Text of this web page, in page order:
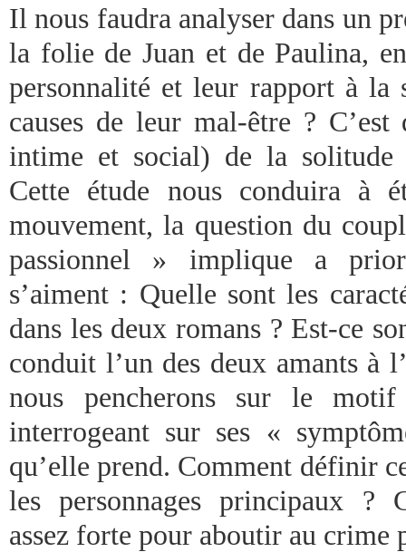
Il nous faudra analyser dans un
la folie de Juan et de Paulina,
personnalité et leur rapport à la
causes de leur mal-être ?
intime et social) de la solitude
Cette étude nous conduira à
mouvement, la question du
passionnel » implique a
s’aiment : Quelle sont les
dans les deux romans ? Est-ce
conduit l’un des deux amants à
nous pencherons sur le
interrogeant sur ses «
qu’elle prend. Comment définir
les personnages principaux ?
assez forte pour aboutir au crime